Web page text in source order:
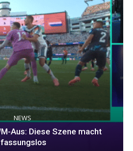
NEWS
Aus: Diese Szene macht
fassungslos